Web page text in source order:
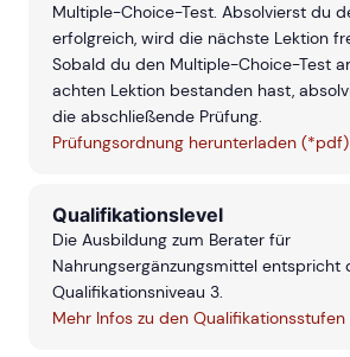
Multiple-Choice-Test. Absolvierst du
erfolgreich, wird die nächste Lektion
Sobald du den Multiple-Choice-Test
achten Lektion bestanden hast,
die abschließende Prüfung.
Prüfungsordnung herunterladen (*pdf)
Qualifikationslevel
Die Ausbildung zum Berater für
Nahrungsergänzungsmittel entspricht
Qualifikationsniveau 3.
Mehr Infos zu den Qualifikationsstufen